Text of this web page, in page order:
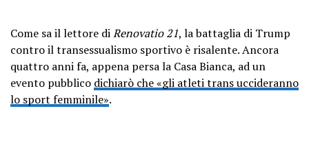
Come sa il lettore diRenovatio 21, la battaglia di Trump
contro il transessualismo sportivo è risalente. Ancora
quattro anni fa, appena persa la Casa Bianca, ad un
evento pubblico dichiarò che «gli atleti trans uccideranno
lo sport femminile».